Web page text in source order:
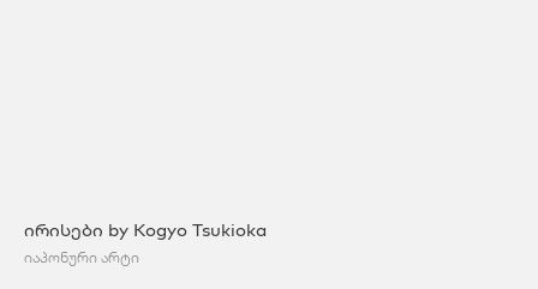
ირისები by Kogyo Tsukioka
იაპონური არტი